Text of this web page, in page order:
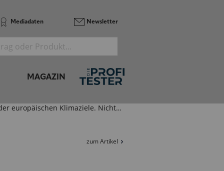
Mediadaten Newsletter
MAGAZIN
zum Artikel
Bauelemente GmbH
BIS ZUR KELLERDECKE
effiziente Gebäudehülle ist ein
europäischen Klimaziele. Nicht…
zum Artikel